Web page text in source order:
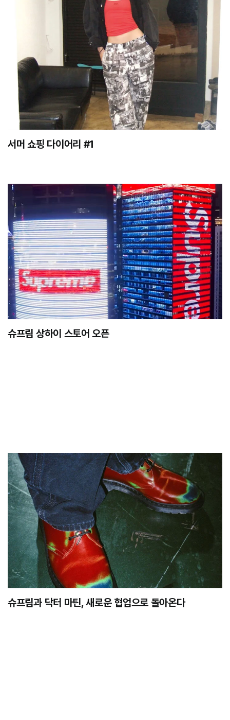
서머 쇼핑 다이어리 #1
슈프림 상하이 스토어 오픈
슈프림과 닥터 마틴, 새로운 협업으로 돌아온다